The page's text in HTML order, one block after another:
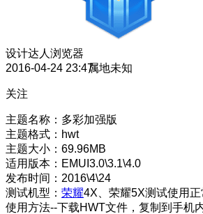
设计达人 浏览器
2016-04-24 23:47属地未知
关注
主题名称：多彩加强版
主题格式：hwt
主题大小：69.96MB
适用版本：EMUI3.0\3.1\4.0
发布时间：2016\4\24
测试机型： 荣耀4X、荣耀5X测试使用
使用方法--下载HWT文件，复制到手机